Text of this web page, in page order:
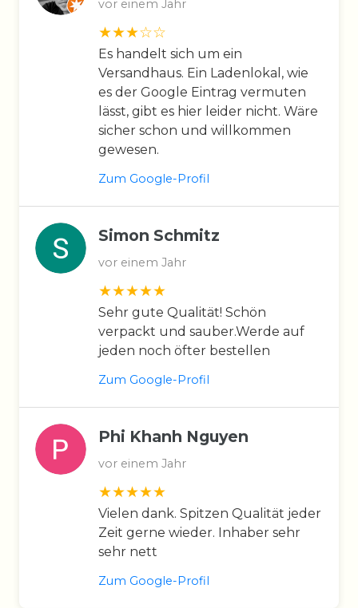
vor einem Jahr
Es handelt sich um ein
Versandhaus. Ein Ladenlokal, wie
es der Google Eintrag vermuten
lässt, gibt es hier leider nicht. Wäre
sicher schon und willkommen
gewesen.
Zum Google-Profil
Simon Schmitz
vor einem Jahr
Sehr gute Qualität! Schön
verpackt und sauber.Werde auf
jeden noch öfter bestellen
Zum Google-Profil
Phi Khanh Nguyen
vor einem Jahr
Vielen dank. Spitzen Qualität jeder
Zeit gerne wieder. Inhaber sehr
sehr nett
Zum Google-Profil